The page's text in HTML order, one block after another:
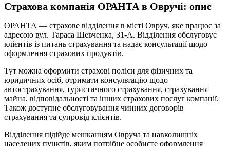
Страхова компанія ОРАНТА в Овручі: опис
ОРАНТА — страхове відділення в місті Овруч, яке працює за
адресою вул. Тараса Шевченка, 31-А. Відділення обслуговує
клієнтів із питань страхування та надає консультації щодо
оформлення страхових продуктів.
Тут можна оформити страхові поліси для фізичних та
юридичних осіб, отримати консультацію щодо
автострахування, туристичного страхування, страхування
майна, відповідальності та інших страхових послуг компанії.
Також доступне обслуговування чинних договорів
страхування та супровід клієнтів.
Відділення підійде мешканцям Овруча та навколишніх
населених пунктів, яким потрібне особисте оформлення